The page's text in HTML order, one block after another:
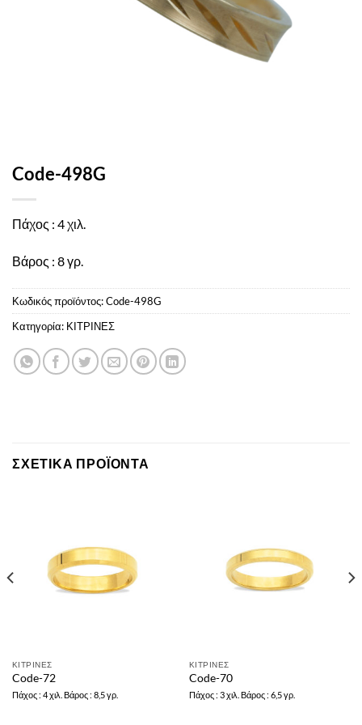
Code-498G
Πάχος : 4 χιλ.
Βάρος : 8 γρ.
Κωδικός προϊόντος:Code-498G
Κατηγορία: ΚΙΤΡΙΝΕΣ
ΣΧΕΤΙΚΆ ΠΡΟΪΌΝΤΑ
ΚΙΤΡΙΝΕΣ
Code-72
Πάχος : 4 χιλ. Βάρος : 8,5 γρ.
ΚΙΤΡΙΝΕΣ
Code-70
Πάχος : 3 χιλ. Βάρος : 6,5 γρ.